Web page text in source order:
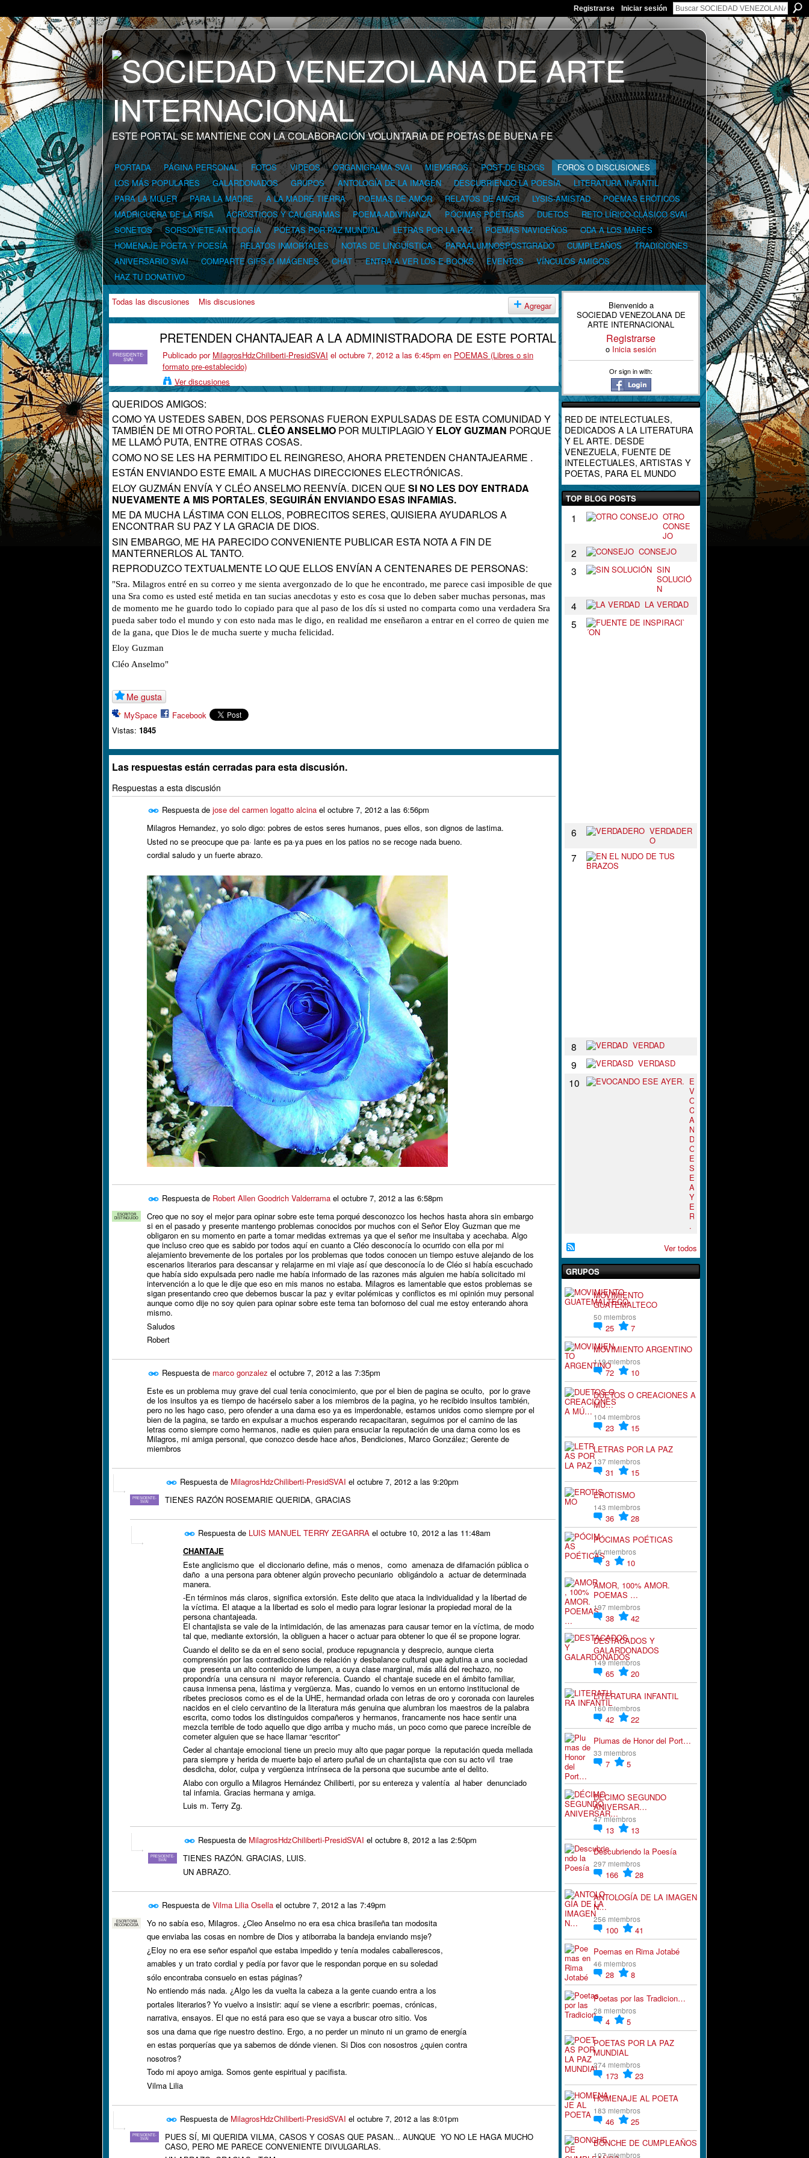
Registrarse Iniciar sesión
ESTE PORTAL SE MANTIENE CON LA COLABORACIÓN VOLUNTARIA DE POETAS DE BUENA FE
PORTADA PÁGINA PERSONAL FOTOS VIDEOS ORGANIGRAMA SVAI MIEMBROS POST DE BLOGS
FOROS O DISCUSIONES
LOS MÁS POPULARES
GALARDONADOS GRUPOS ANTOLOGÍA DE LA IMAGEN DESCUBRIENDO LA POESÍA
LITERATURA INFANTIL
PARA LA MUJER
PARA LA MADRE A LA MADRE TIERRA POEMAS DE AMOR RELATOS DE AMOR LYSIS-AMISTAD
POEMAS ERÓTICOS
MADRIGUERA DE LA RISA
ACRÓSTICOS Y CALIGRAMAS POEMA-ADIVINANZA PÓCIMAS POÉTICAS DUETOS
RETO LÍRICO-CLÁSICO SVAI
SONETOS
SORSONETE-ANTOLOGÍA POETAS POR PAZ MUNDIAL LETRAS POR LA PAZ POEMAS NAVIDEÑOS
ODA A LOS MARES
HOMENAJE POETA Y POESÍA
RELATOS INMORTALES NOTAS DE LINGÜÍSTICA PARAALUMNOSPOSTGRADO CUMPLEAÑOS
TRADICIONES
ANIVERSARIO SVAI
COMPARTE GIFS O IMÁGENES CHAT ENTRA A VER LOS E-BOOKS EVENTOS
VÍNCULOS AMIGOS
HAZ TU DONATIVO
Todas las discusiones Mis discusiones Agregar
PRESIDENTE-
SVAI
PRETENDEN CHANTAJEAR A LA ADMINISTRADORA DE ESTE PORTAL
Publicado por MilagrosHdzChiliberti-PresidSVAI el octubre 7, 2012 a las 6:45pm en POEMAS (Libres o sin
formato pre-establecido)
Ver discusiones
QUERIDOS AMIGOS:
COMO YA USTEDES SABEN, DOS PERSONAS FUERON EXPULSADAS DE ESTA COMUNIDAD Y
TAMBIÉN DE MI OTRO PORTAL. CLÉO ANSELMO POR MULTIPLAGIO Y ELOY GUZMAN PORQUE
ME LLAMÓ PUTA, ENTRE OTRAS COSAS.
COMO NO SE LES HA PERMITIDO EL REINGRESO, AHORA PRETENDEN CHANTAJEARME .
ESTÁN ENVIANDO ESTE EMAIL A MUCHAS DIRECCIONES ELECTRÓNICAS.
ELOY GUZMÁN ENVÍA Y CLÉO ANSELMO REENVÍA. DICEN QUE SI NO LES DOY ENTRADA
NUEVAMENTE A MIS PORTALES, SEGUIRÁN ENVIANDO ESAS INFAMIAS.
ME DA MUCHA LÁSTIMA CON ELLOS, POBRECITOS SERES, QUISIERA AYUDARLOS A
ENCONTRAR SU PAZ Y LA GRACIA DE DIOS.
SIN EMBARGO, ME HA PARECIDO CONVENIENTE PUBLICAR ESTA NOTA A FIN DE
MANTERNERLOS AL TANTO.
REPRODUZCO TEXTUALMENTE LO QUE ELLOS ENVÍAN A CENTENARES DE PERSONAS:
"Sra. Milagros entré en su correo y me sienta avergonzado de lo que he encontrado, me parece casi imposible de que
una Sra como es usted esté metida en tan sucias anecdotas y esto es cosa que lo deben saber muchas personas, mas
de momento me he guardo todo lo copiado para que al paso de los dís si usted no comparta como una verdadera Sra
pueda saber todo el mundo y con esto nada mas le digo, en realidad me enseñaron a entrar en el correo de quien me
de la gana, que Dios le de mucha suerte y mucha felicidad.
Eloy Guzman
Cléo Anselmo"
Me gusta
MySpace
Facebook
Vistas: 1845
Las respuestas están cerradas para esta discusión.
Respuestas a esta discusión
Respuesta de jose del carmen logatto alcina el octubre 7, 2012 a las 6:56pm
Milagros Hernandez, yo solo digo: pobres de estos seres humanos, pues ellos, son dignos de lastima.
Usted no se preocupe que pa· lante es pa·ya pues en los patios no se recoge nada bueno.
cordial saludo y un fuerte abrazo.
ESCRITOR
DISTINGUIDO
Respuesta de Robert Allen Goodrich Valderrama el octubre 7, 2012 a las 6:58pm
Creo que no soy el mejor para opinar sobre este tema porqué desconozco los hechos hasta ahora sin embargo
si en el pasado y presente mantengo problemas conocidos por muchos con el Señor Eloy Guzman que me
obligaron en su momento en parte a tomar medidas extremas ya que el señor me insultaba y acechaba. Algo
que incluso creo que es sabido por todos aquí en cuanto a Cléo desconocía lo ocurrido con ella por mi
alejamiento brevemente de los portales por los problemas que todos conocen un tiempo estuve alejando de los
escenarios literarios para descansar y relajarme en mi viaje así que desconocía lo de Cléo si había escuchado
que había sido expulsada pero nadie me había informado de las razones más alguien me había solicitado mi
intervención a lo que le dije que eso en mis manos no estaba. Milagros es lamentable que estos problemas se
sigan presentando creo que debemos buscar la paz y evitar polémicas y conflictos es mi opinión muy personal
aunque como dije no soy quien para opinar sobre este tema tan bofornoso del cual me estoy enterando ahora
mismo.
Saludos
Robert
Respuesta de marco gonzalez el octubre 7, 2012 a las 7:35pm
Este es un problema muy grave del cual tenia conocimiento, que por el bien de pagina se oculto, por lo grave
de los insultos ya es tiempo de hacérselo saber a los miembros de la pagina, yo he recibido insultos también,
pero no les hago caso, pero ofender a una dama eso ya es imperdonable, estamos unidos como siempre por el
bien de la pagina, se tardo en expulsar a muchos esperando recapacitaran, seguimos por el camino de las
letras como siempre como hermanos, nadie es quien para ensuciar la reputación de una dama como los es
Milagros, mi amiga personal, que conozco desde hace años, Bendiciones, Marco González; Gerente de
miembros
PRESIDENTE-
SVAI
Respuesta de MilagrosHdzChiliberti-PresidSVAI el octubre 7, 2012 a las 9:20pm
TIENES RAZÓN ROSEMARIE QUERIDA, GRACIAS
Respuesta de LUIS MANUEL TERRY ZEGARRA el octubre 10, 2012 a las 11:48am
CHANTAJE
Este anglicismo que el diccionario define, más o menos, como amenaza de difamación pública o
daño a una persona para obtener algún provecho pecuniario obligándolo a actuar de determinada
manera.
-En términos más claros, significa extorsión. Este delito que ataca la individualidad y la libertad de
la víctima. El ataque a la libertad es solo el medio para lograr lesionar la propiedad moral de la
persona chantajeada.
El chantajista se vale de la intimidación, de las amenazas para causar temor en la víctima, de modo
tal que, mediante extorsión, la obliguen a hacer o actuar para obtener lo que él se propone lograr.
Cuando el delito se da en el seno social, produce repugnancia y desprecio, aunque cierta
comprensión por las contradicciones de relación y desbalance cultural que aglutina a una sociedad
que presenta un alto contenido de lumpen, a cuya clase marginal, más allá del rechazo, no
propondría una censura ni mayor referencia. Cuando el chantaje sucede en el ámbito familiar,
causa inmensa pena, lástima y vergüenza. Mas, cuando lo vemos en un entorno institucional de
ribetes preciosos como es el de la UHE, hermandad orlada con letras de oro y coronada con laureles
nacidos en el cielo cervantino de la literatura más genuina que alumbran los maestros de la palabra
escrita, como todos los distinguidos compañeros y hermanos, francamente nos hace sentir una
mezcla terrible de todo aquello que digo arriba y mucho más, un poco como que parece increíble de
cometer alguien que se hace llamar “escritor”
Ceder al chantaje emocional tiene un precio muy alto que pagar porque la reputación queda mellada
para siempre y herida de muerte bajo el artero puñal de un chantajista que con su acto vil trae
desdicha, dolor, culpa y vergüenza intrínseca de la persona que sucumbe ante el delito.
Alabo con orgullo a Milagros Hernández Chiliberti, por su entereza y valentía al haber denunciado
tal infamia. Gracias hermana y amiga.
Luis m. Terry Zg.
PRESIDENTE-
SVAI
Respuesta de MilagrosHdzChiliberti-PresidSVAI el octubre 8, 2012 a las 2:50pm
TIENES RAZÓN. GRACIAS, LUIS.
UN ABRAZO.
ESCRITORA
RECONOCIDA
Respuesta de Vilma Lilia Osella el octubre 7, 2012 a las 7:49pm
Yo no sabía eso, Milagros. ¿Cleo Anselmo no era esa chica brasileña tan modosita
que enviaba las cosas en nombre de Dios y atiborraba la bandeja enviando msje?
¿Eloy no era ese señor español que estaba impedido y tenía modales caballerescos,
amables y un trato cordial y pedía por favor que le respondan porque en su soledad
sólo encontraba consuelo en estas páginas?
No entiendo más nada. ¿Algo les da vuelta la cabeza a la gente cuando entra a los
portales literarios? Yo vuelvo a insistir: aquí se viene a escribrir: poemas, crónicas,
narrativa, ensayos. El que no está para eso que se vaya a buscar otro sitio. Vos
sos una dama que rige nuestro destino. Ergo, a no perder un minuto ni un gramo de energía
en estas porquerías que ya sabemos de dónde vienen. Si Dios con nosostros ¿quien contra
nosotros?
Todo mi apoyo amiga. Somos gente espiritual y pacifista.
Vilma Lilia
PRESIDENTE-
SVAI
Respuesta de MilagrosHdzChiliberti-PresidSVAI el octubre 7, 2012 a las 8:01pm
PUES SÍ, MI QUERIDA VILMA, CASOS Y COSAS QUE PASAN... AUNQUE YO NO LE HAGA MUCHO
CASO, PERO ME PARECE CONVENIENTE DIVULGARLAS.
Bienvenido a
SOCIEDAD VENEZOLANA DE
ARTE INTERNACIONAL
Registrarse
o Inicia sesión
Or sign in with:
RED DE INTELECTUALES,
DEDICADOS A LA LITERATURA
Y EL ARTE. DESDE
VENEZUELA, FUENTE DE
INTELECTUALES, ARTISTAS Y
POETAS, PARA EL MUNDO
TOP BLOG POSTS
1
OTRO
CONSE
JO
2 CONSEJO
3
SIN
SOLUCIÓ
N
4 LA VERDAD
5
6
VERDADER
O
7
8 VERDAD
9 VERDASD
10
E
V
O
C
A
N
D
O
E
S
E
A
Y
E
R
.
Ver todos
GRUPOS
MOVIMIENTO
GUATEMALTECO
50 miembros
25
7
MOVIMIENTO ARGENTINO
119 miembros
72
10
DUETOS O CREACIONES A
MÚ…
104 miembros
23
15
LETRAS POR LA PAZ
137 miembros
31
15
EROTISMO
143 miembros
36
28
PÓCIMAS POÉTICAS
46 miembros
3
10
AMOR, 100% AMOR.
POEMAS …
197 miembros
38
42
DESTACADOS Y
GALARDONADOS
149 miembros
65
20
LITERATURA INFANTIL
160 miembros
42
22
Plumas de Honor del Port…
33 miembros
7 5
DÉCIMO SEGUNDO
ANIVERSAR…
47 miembros
13
13
Descubriendo la Poesía
297 miembros
166
28
ANTOLOGÍA DE LA IMAGEN
N…
256 miembros
100
41
Poemas en Rima Jotabé
46 miembros
28 8
Poetas por las Tradicion…
28 miembros
4
5
POETAS POR LA PAZ
MUNDIAL
274 miembros
173
23
HOMENAJE AL POETA
183 miembros
46
25
BONCHE DE CUMPLEAÑOS
107 miembros